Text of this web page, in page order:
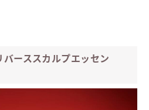
ーススカルプエッセン